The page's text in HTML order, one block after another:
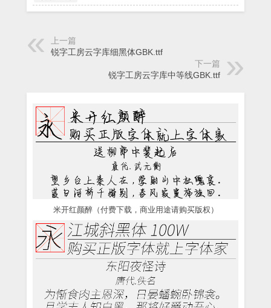
上一篇
锐字工房云字库细黑体GBK.ttf
下一篇
锐字工房云字库中等线GBK.ttf
米开红颜醉（付费下载，商业用途请购买版权）